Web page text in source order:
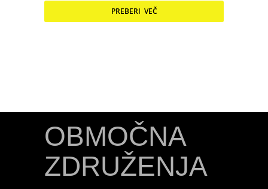
PREBERI VEČ
OBMOČNA
ZDRUŽENJA